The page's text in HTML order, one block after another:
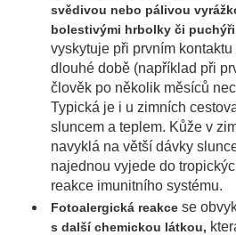
svědivou nebo pálivou
bolestivými hrbolky či
vyskytuje při prvním
dlouhé době (například při
člověk po několik měsíců
Typická je i u zimních
sluncem a teplem. Kůže v
navyklá na větší dávky
najednou vyjede do
reakce imunitního systému.
Fotoalergická reakce se
s další chemickou látkou,